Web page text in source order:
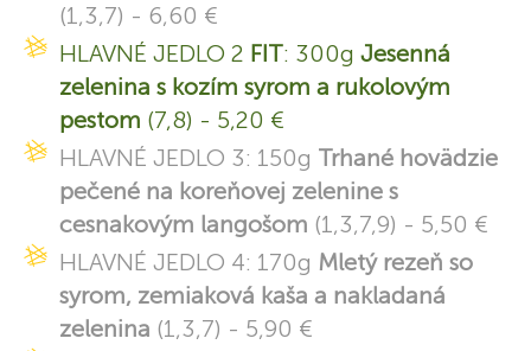
(1,3,7) - 6,60 €
HLAVNÉ JEDLO 2 FIT: 300g Jesenná
zelenina s kozím syrom a rukolovým
pestom (7,8) - 5,20 €
HLAVNÉ JEDLO 3: 150g Trhané hovädzie
pečené na koreňovej zelenine s
cesnakovým langošom (1,3,7,9) - 5,50 €
HLAVNÉ JEDLO 4: 170g Mletý rezeň so
syrom, zemiaková kaša a nakladaná
zelenina (1,3,7) - 5,90 €